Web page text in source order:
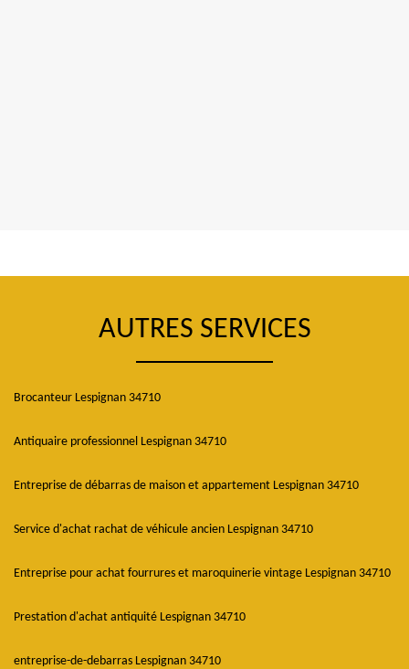
AUTRES SERVICES
Brocanteur Lespignan 34710
Antiquaire professionnel Lespignan 34710
Entreprise de débarras de maison et appartement Lespignan 34710
Service d'achat rachat de véhicule ancien Lespignan 34710
Entreprise pour achat fourrures et maroquinerie vintage Lespignan 34710
Prestation d'achat antiquité Lespignan 34710
entreprise-de-debarras Lespignan 34710